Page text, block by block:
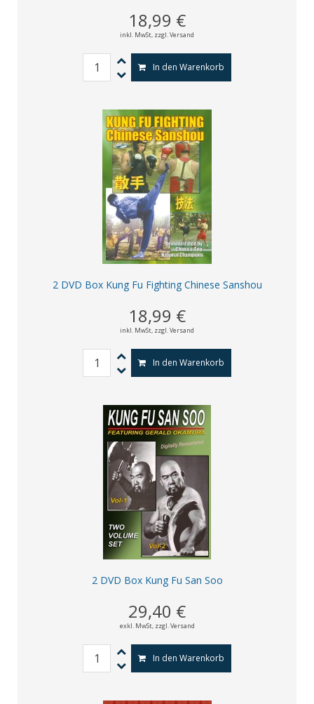
18,99 €
inkl. MwSt, zzgl. Versand
In den Warenkorb
2 DVD Box Kung Fu Fighting Chinese Sanshou
18,99 €
inkl. MwSt, zzgl. Versand
In den Warenkorb
2 DVD Box Kung Fu San Soo
29,40 €
exkl. MwSt, zzgl. Versand
In den Warenkorb